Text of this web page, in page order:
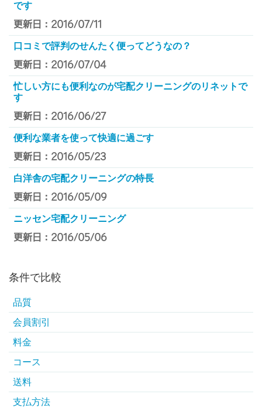
です
更新日：2016/07/11
口コミで評判のせんたく便ってどうなの？
更新日：2016/07/04
忙しい方にも便利なのが宅配クリーニングのリネットで
す
更新日：2016/06/27
便利な業者を使って快適に過ごす
更新日：2016/05/23
白洋舎の宅配クリーニングの特長
更新日：2016/05/09
ニッセン宅配クリーニング
更新日：2016/05/06
条件で比較
品質
会員割引
料金
コース
送料
支払方法